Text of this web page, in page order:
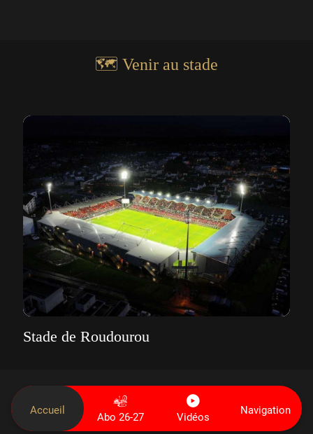
🗺️ Venir au stade
Stade de Roudourou
Accueil
Abo 26-27 Vidéos
Navigation